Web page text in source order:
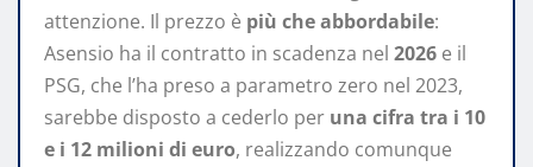
attenzione. Il prezzo è più che abbordabile:
Asensio ha il contratto in scadenza nel 2026 e il
PSG, che l’ha preso a parametro zero nel 2023,
sarebbe disposto a cederlo per una cifra tra i 10
e i 12 milioni di euro, realizzando comunque